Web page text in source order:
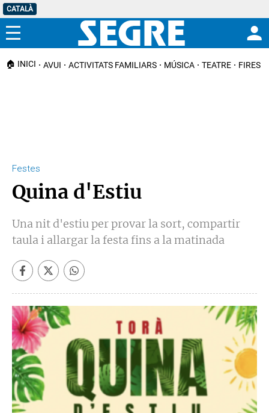
CATALÀ
Menú
🏠 INICI AVUI ACTIVITATS FAMILIARS MÚSICA TEATRE FIRES I
Festes
Quina d'Estiu
Una nit d'estiu per provar la sort, compartir
taula i allargar la festa fins a la matinada